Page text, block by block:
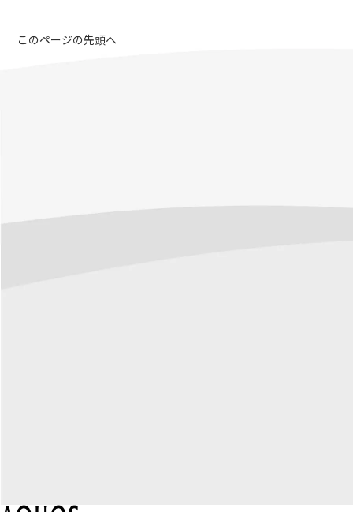
このページの先頭へ